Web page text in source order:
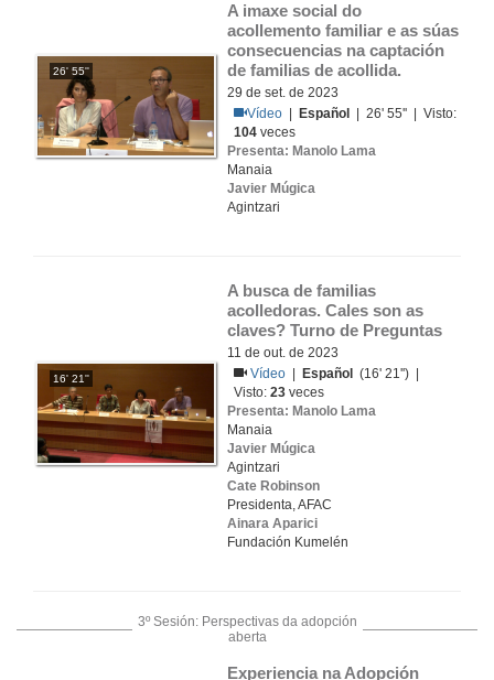
26' 55''
A imaxe social do
acollemento familiar e as súas
consecuencias na captación
de familias de acollida.
29 de set. de 2023
Vídeo
Español
| 26' 55'' | Visto:
104 veces
Presenta: Manolo Lama
Manaia
Javier Múgica
Agintzari
16' 21''
A busca de familias
acolledoras. Cales son as
claves? Turno de Preguntas
11 de out. de 2023
Vídeo
Español
(16' 21'') |
Visto:23 veces
Presenta: Manolo Lama
Manaia
Javier Múgica
Agintzari
Cate Robinson
Presidenta, AFAC
Ainara Aparici
Fundación Kumelén
3º Sesión: Perspectivas da adopción
aberta
Experiencia na Adopción